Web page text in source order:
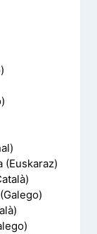
(Euskaraz)